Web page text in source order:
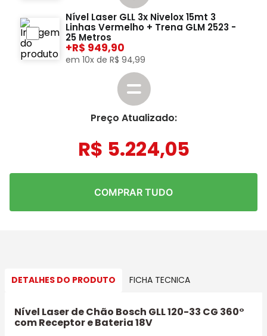
Nível Laser GLL 3x Nivelox 15mt 3
Linhas Vermelho + Trena GLM 2523 -
25 Metros
+ 949,90
em 10x de R$ 94,99
Preço Atualizado:
R$ 5.224,05
COMPRAR TUDO
DETALHES DO PRODUTO FICHA TECNICA
Nível Laser de Chão Bosch GLL 120-33 CG 360°
com Receptor e Bateria 18V